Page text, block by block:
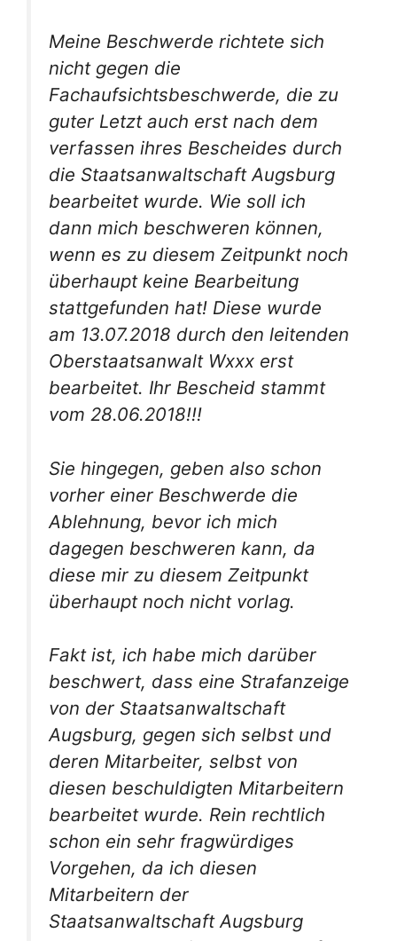
Meine Beschwerde richtete sich
nicht gegen die
Fachaufsichtsbeschwerde, die zu
guter Letzt auch erst nach dem
verfassen ihres Bescheides durch
die Staatsanwaltschaft Augsburg
bearbeitet wurde. Wie soll ich
dann mich beschweren können,
wenn es zu diesem Zeitpunkt noch
überhaupt keine Bearbeitung
stattgefunden hat! Diese wurde
am 13.07.2018 durch den leitenden
Oberstaatsanwalt Wxxx erst
bearbeitet. Ihr Bescheid stammt
vom 28.06.2018!!!
Sie hingegen, geben also schon
vorher einer Beschwerde die
Ablehnung, bevor ich mich
dagegen beschweren kann, da
diese mir zu diesem Zeitpunkt
überhaupt noch nicht vorlag.
Fakt ist, ich habe mich darüber
beschwert, dass eine Strafanzeige
von der Staatsanwaltschaft
Augsburg, gegen sich selbst und
deren Mitarbeiter, selbst von
diesen beschuldigten Mitarbeitern
bearbeitet wurde. Rein rechtlich
schon ein sehr fragwürdiges
Vorgehen, da ich diesen
Mitarbeitern der
Staatsanwaltschaft Augsburg